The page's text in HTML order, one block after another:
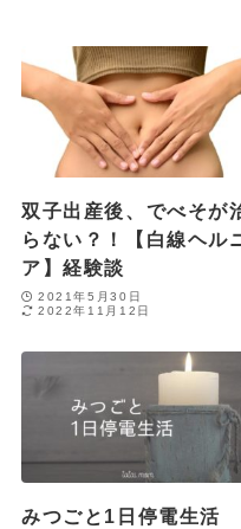
双子出産後、でべそが
らない？！【白線ヘル
ア】経験談
2021年5月30日
2022年11月12日
みつごと1日停電生活